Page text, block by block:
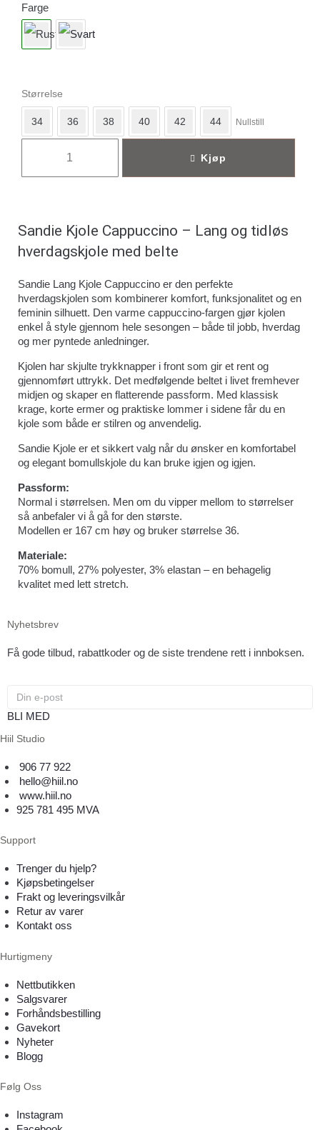
Farge
Størrelse
34 36 38 40 42 44 Nullstill
Kjøp
Sandie Kjole Cappuccino – Lang og tidløs
hverdagskjole med belte
Sandie Lang Kjole Cappuccino er den perfekte
hverdagskjolen som kombinerer komfort, funksjonalitet og en
feminin silhuett. Den varme cappuccino-fargen gjør kjolen
enkel å style gjennom hele sesongen – både til jobb, hverdag
og mer pyntede anledninger.
Kjolen har skjulte trykknapper i front som gir et rent og
gjennomført uttrykk. Det medfølgende beltet i livet fremhever
midjen og skaper en flatterende passform. Med klassisk
krage, korte ermer og praktiske lommer i sidene får du en
kjole som både er stilren og anvendelig.
Sandie Kjole er et sikkert valg når du ønsker en komfortabel
og elegant bomullskjole du kan bruke igjen og igjen.
Passform:
Normal i størrelsen. Men om du vipper mellom to størrelser
så anbefaler vi å gå for den største.
Modellen er 167 cm høy og bruker størrelse 36.
Materiale:
70% bomull, 27% polyester, 3% elastan – en behagelig
kvalitet med lett stretch.
Nyhetsbrev
Få gode tilbud, rabattkoder og de siste trendene rett i innboksen.
BLI MED
Hiil Studio
906 77 922
hello@hiil.no
www.hiil.no
925 781 495 MVA
Support
Trenger du hjelp?
Kjøpsbetingelser
Frakt og leveringsvilkår
Retur av varer
Kontakt oss
Hurtigmeny
Nettbutikken
Salgsvarer
Forhåndsbestilling
Gavekort
Nyheter
Blogg
Følg Oss
Instagram